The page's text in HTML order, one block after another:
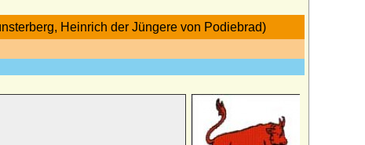
Heinrich der Jüngere von Podiebrad)